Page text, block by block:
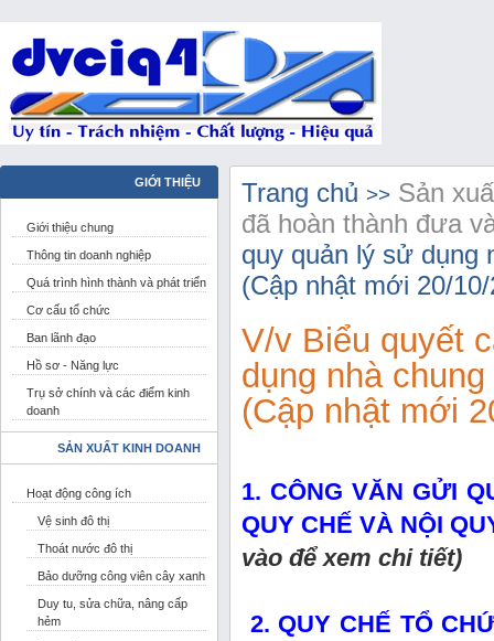
GIỚI THIỆU
Giới thiệu chung
Thông tin doanh nghiệp
Quá trình hình thành và phát triển
Cơ cấu tổ chức
Ban lãnh đạo
Hồ sơ - Năng lực
Trụ sở chính và các điểm kinh
doanh
SẢN XUẤT KINH DOANH
Hoạt động công ích
Vệ sinh đô thị
Thoát nước đô thị
Bảo dưỡng công viên cây xanh
Duy tu, sửa chữa, nâng cấp
hẻm
Trang chủ >> Sản
đã hoàn thành đưa
quy quản lý sử dụng
(Cập nhật mới 20/
V/v Biểu quyết
dụng nhà
(Cập nhật mới
1. CÔNG VĂN GỬI
QUY CHẾ VÀ NỘI
vào để xem chi tiết)
2. QUY CHẾ TỔ